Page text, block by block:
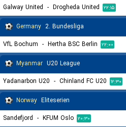
Galway United - Drogheda United ۲۲:۱۵
Germany 2. Bundesliga
VfL Bochum - Hertha BSC Berlin ۲۲:۰۰
Myanmar U20 League
Yadanarbon U20 - Chinland FC U20 ۱۲:۳۰
Norway Eliteserien
Sandefjord - KFUM Oslo ۲۰:۳۰